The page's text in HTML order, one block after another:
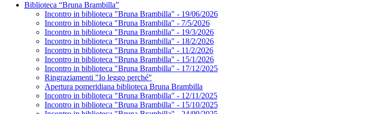
Biblioteca “Bruna Brambilla”
Incontro in biblioteca "Bruna Brambilla" - 19/06/2026
Incontro in biblioteca "Bruna Brambilla" - 7/5/2026
Incontro in biblioteca "Bruna Brambilla" - 19/3/2026
Incontro in biblioteca "Bruna Brambilla" - 18/2/2026
Incontro in biblioteca "Bruna Brambilla" - 11/2/2026
Incontro in biblioteca "Bruna Brambilla" - 15/1/2026
Incontro in biblioteca "Bruna Brambilla" - 17/12/2025
Ringraziamenti "Io leggo perché"
Apertura pomeridiana biblioteca Bruna Brambilla
Incontro in biblioteca "Bruna Brambilla" - 12/11/2025
Incontro in biblioteca "Bruna Brambilla" - 15/10/2025